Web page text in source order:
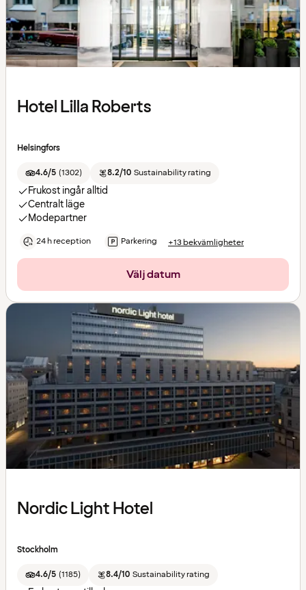
Hotel Lilla Roberts
Helsingfors
4.6/5 (1302) 8.2/10 Sustainability rating
Frukost ingår alltid
Centralt läge
Modepartner
24 h reception Parkering +13 bekvämligheter
Välj datum
Nordic Light Hotel
Stockholm
4.6/5 (1185) 8.4/10 Sustainability rating